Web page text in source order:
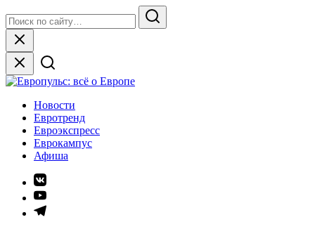
to
content
for:
Search
Close
Европульс: всё о Европе
Новости
Евротренд
Евроэкспресс
Еврокампус
Афиша
Элемент
меню
Элемент
меню
Элемент